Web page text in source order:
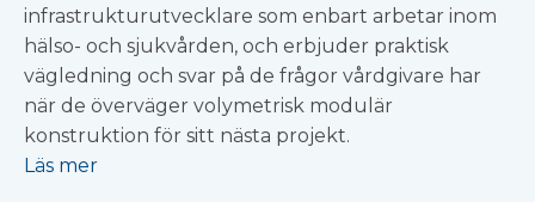
infrastrukturutvecklare som enbart arbetar inom
hälso- och sjukvården, och erbjuder praktisk
vägledning och svar på de frågor vårdgivare har
när de överväger volymetrisk modulär
konstruktion för sitt nästa projekt.
Läs mer